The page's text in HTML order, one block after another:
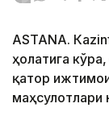
ASTANА.
ҳолатига
қатор
маҳсулотлари